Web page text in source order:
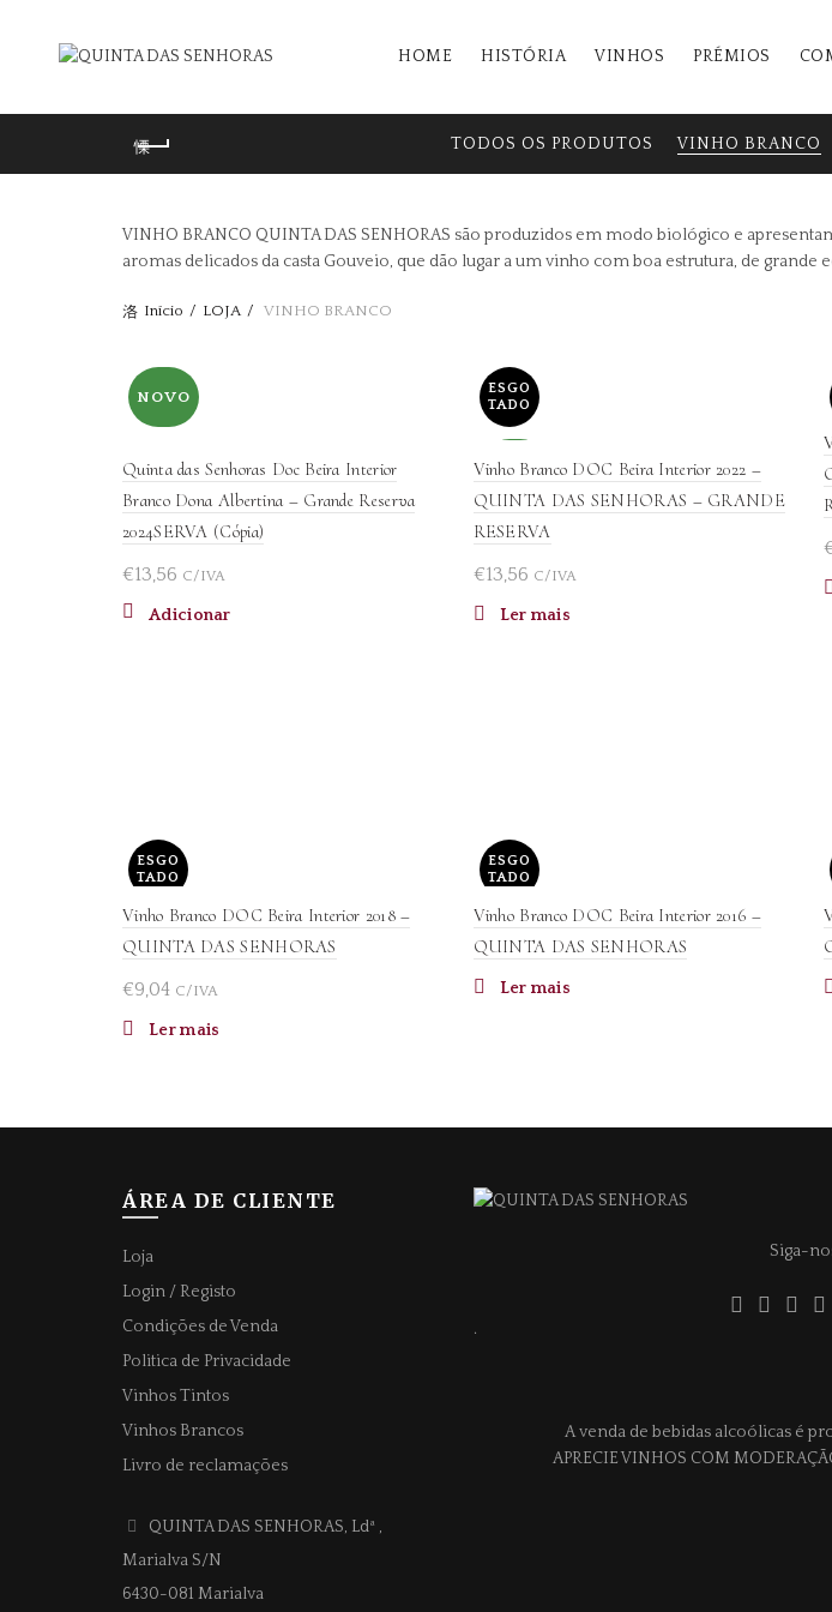
HOME HISTÓRIA VINHOS PRÉMIOS
TODOS OS PRODUTOS VINHO BRANCO
VINHO BRANCO QUINTA DAS SENHORAS são produzidos em modo biológico e
aromas delicados da casta Gouveio, que dão lugar a um vinho com boa estrutura, de
Início LOJA VINHO BRANCO
NOVO
Quinta das Senhoras Doc Beira Interior
Branco Dona Albertina – Grande Reserva
2024SERVA (Cópia)
€13,56 C/IVA
Adicionar
ESGO
TADO
NOVO
Vinho Branco DOC Beira Interior 2022 –
QUINTA DAS SENHORAS – GRANDE
RESERVA
€13,56 C/IVA
Ler mais
ESGO
TADO
Vinho Branco DOC Beira Interior 2018 –
QUINTA DAS SENHORAS
€9,04 C/IVA
Ler mais
ESGO
TADO
Vinho Branco DOC Beira Interior 2016 –
QUINTA DAS SENHORAS
Ler mais
ÁREA DE CLIENTE
Loja
Login / Registo
Condições de Venda
Politica de Privacidade
Vinhos Tintos
Vinhos Brancos
Livro de reclamações
QUINTA DAS SENHORAS, Ldª ,
Marialva S/N
6430-081 Marialva
Siga-
.
A venda de bebidas alcoólicas é
APRECIE VINHOS COM